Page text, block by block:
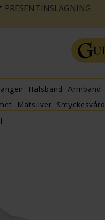
PRESENTINSLAGNING
Halsband Armband
Matsilver Smyckesvård